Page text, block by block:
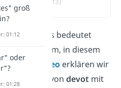
(00:13)
dich: Was bedeutet
Kein Problem, in diesem
und im Video erklären wir
Bedeutung vondevot mit
groß
01:12
oder
01:28